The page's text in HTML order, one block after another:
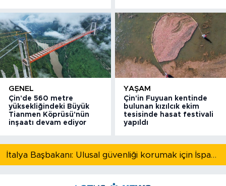
GENEL
Çin'de 560 metre
yüksekliğindeki Büyük
Tianmen Köprüsü'nün
inşaatı devam ediyor
YAŞAM
Çin'in Fuyuan kentinde
bulunan kızılcık ekim
tesisinde hasat festivali
yapıldı
İtalya Başbakanı: Ulusal güvenliği korumak için İspanya ile Schengen kapsamındaki serbest dolaşımı askıya alıyoruz